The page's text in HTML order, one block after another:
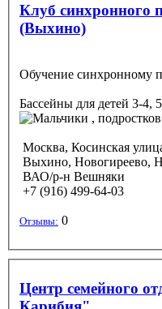
Клуб синхронного
(Выхино)
Обучение синхронному
Бассейны для детей 3-4,
,
Москва, Косинская
Выхино, Новогиреево,
ВАО/р-н Вешняки
+7 (916) 499-64-03
Отзывы: 0
Центр семейного